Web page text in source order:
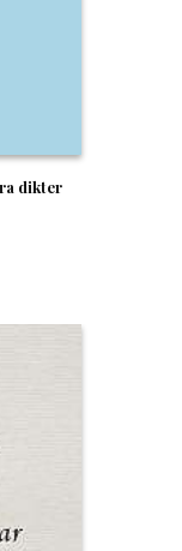
dikter